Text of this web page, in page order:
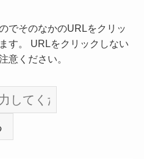
でそのなかのURLをクリッ
す。 URLをクリックしない
意ください。